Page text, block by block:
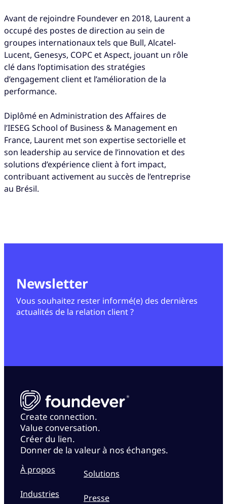
Avant de rejoindre Foundever en 2018, Laurent a
occupé des postes de direction au sein de
groupes internationaux tels que Bull, Alcatel-
Lucent, Genesys, COPC et Aspect, jouant un rôle
clé dans l’optimisation des stratégies
d’engagement client et l’amélioration de la
performance.
Diplômé en Administration des Affaires de
l’IESEG School of Business & Management en
France, Laurent met son expertise sectorielle et
son leadership au service de l’innovation et des
solutions d’expérience client à fort impact,
contribuant activement au succès de l’entreprise
au Brésil.
Newsletter
Vous souhaitez rester informé(e) des dernières
actualités de la relation client ?
Create connection.
Value conversation.
Créer du lien.
Donner de la valeur à nos échanges.
À propos
Industries
Solutions
Presse